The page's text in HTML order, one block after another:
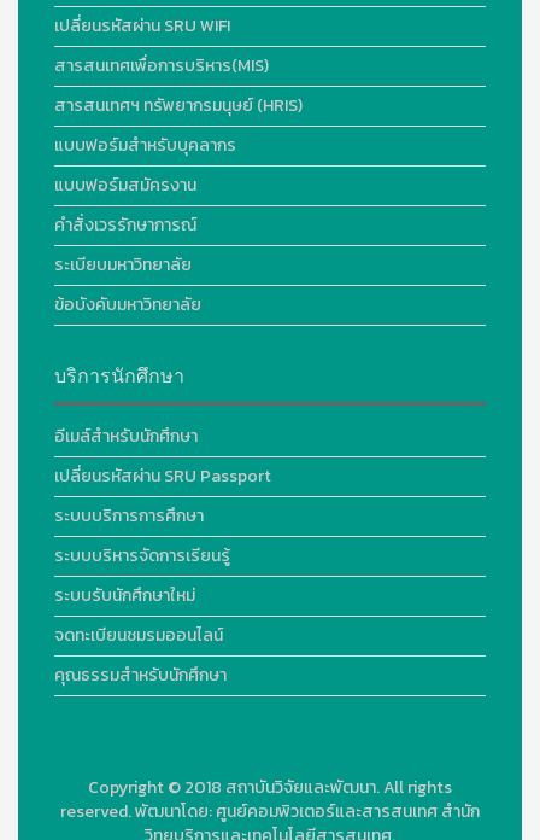
เปลี่ยนรหัสผ่าน SRU WIFI
สารสนเทศเพื่อการบริหาร(MIS)
สารสนเทศฯ ทรัพยากรมนุษย์ (HRIS)
แบบฟอร์มสำหรับบุคลากร
แบบฟอร์มสมัครงาน
คำสั่งเวรรักษาการณ์
ระเบียบมหาวิทยาลัย
ข้อบังคับมหาวิทยาลัย
บริการนักศึกษา
อีเมล์สำหรับนักศึกษา
เปลี่ยนรหัสผ่าน SRU Passport
ระบบบริการการศึกษา
ระบบบริหารจัดการเรียนรู้
ระบบรับนักศึกษาใหม่
จดทะเบียนชมรมออนไลน์
คุณธรรมสำหรับนักศึกษา
Copyright © 2018 สถาบันวิจัยและพัฒนา. All rights
reserved.พัฒนาโดย:ศูนย์คอมพิวเตอร์และสารสนเทศ สำนัก